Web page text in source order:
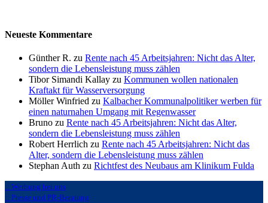
Neueste Kommentare
Günther R. zu Rente nach 45 Arbeitsjahren: Nicht das Alter,
sondern die Lebensleistung muss zählen
Tibor Simandi Kallay zu Kommunen wollen nationalen
Kraftakt für Wasserversorgung
Möller Winfried zu Kalbacher Kommunalpolitiker werben für
einen naturnahen Umgang mit Regenwasser
Bruno zu Rente nach 45 Arbeitsjahren: Nicht das Alter,
sondern die Lebensleistung muss zählen
Robert Herrlich zu Rente nach 45 Arbeitsjahren: Nicht das
Alter, sondern die Lebensleistung muss zählen
Stephan Auth zu Richtfest des Neubaus am Klinikum Fulda
:: Werbung bei uns
:: Presse und PR-Beratung